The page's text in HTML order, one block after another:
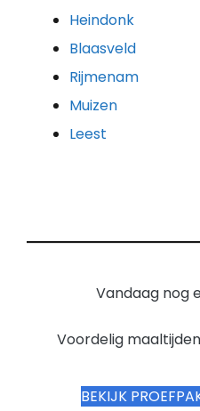
Heindonk
Blaasveld
Rijmenam
Muizen
Leest
Vandaag nog
Voordelig
BEKIJK